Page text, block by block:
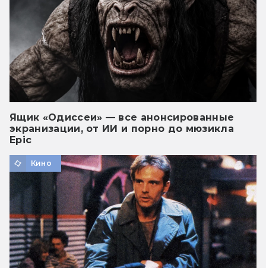
Ящик «Одиссеи» — все анонсированные
экранизации, от ИИ и порно до мюзикла
Epic
Кино